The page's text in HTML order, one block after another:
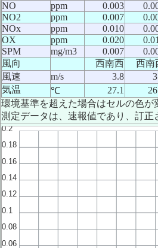
NO
ppm 0.003
NO2
ppm 0.007
NOx
ppm 0.010
OX
ppm 0.020
SPM
mg/m3 0.007
風向
西南西 西南
風速
m/s 3.8
気温
℃ 27.1
環境基準を超えた場合はセルの色
測定データは、速報値であり、訂正